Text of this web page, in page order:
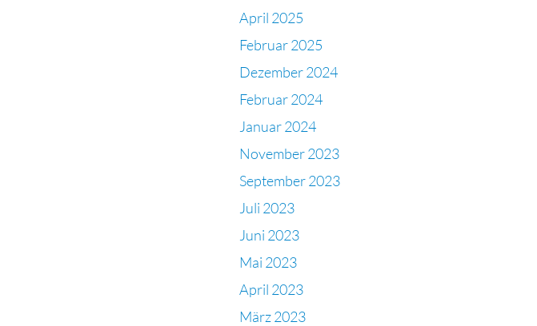
April 2025
Februar 2025
Dezember 2024
Februar 2024
Januar 2024
November 2023
September 2023
Juli 2023
Juni 2023
Mai 2023
April 2023
März 2023